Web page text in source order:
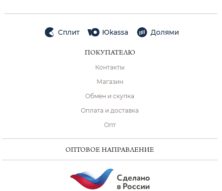
Сплит Юkassa Долями
ПОКУПАТЕЛЮ
Контакты
Магазин
Обмен и скупка
Оплата и доставка
Опт
ОПТОВОЕ НАПРАВЛЕНИЕ